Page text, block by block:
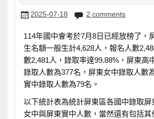
2025-07-18 2 comments
114年國中會考於7月8日已經放榜了，
生名額一般生計4,628人，報名人數
數2,481人，錄取率達99.88%，屏東高
錄取人數為377名，屏東女中錄取人數
實中錄取人數為79名。
以下統計表為統計屏東區各國中錄取屏
女中與屏東實中人數，當然還有包括其